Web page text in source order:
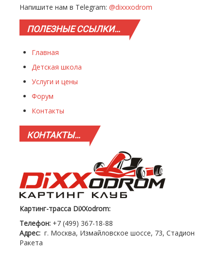
Напишите нам в Telegram: @dixxxodrom
ПОЛЕЗНЫЕССЫЛКИ…
Главная
Детская школа
Услуги и цены
Форум
Контакты
КОНТАКТЫ…
Картинг-трасса DiXXodrom:
Телефон: +7 (499) 367-18-88
Адрес: г. Москва, Измайловское шоссе, 73, Стадион
Ракета